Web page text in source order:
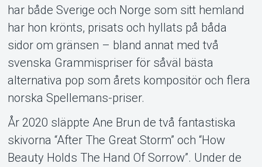
har både Sverige och Norge som sitt hemland
har hon krönts, prisats och hyllats på båda
sidor om gränsen – bland annat med två
svenska Grammispriser för såväl bästa
alternativa pop som årets kompositör och flera
norska Spellemans-priser.
År 2020 släppte Ane Brun de två fantastiska
skivorna “After The Great Storm” och “How
Beauty Holds The Hand Of Sorrow”. Under de